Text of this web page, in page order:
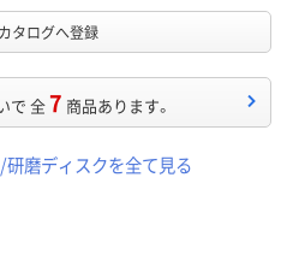
タログへ登録
で 全7 商品あります。
磨ディスクを全て見る